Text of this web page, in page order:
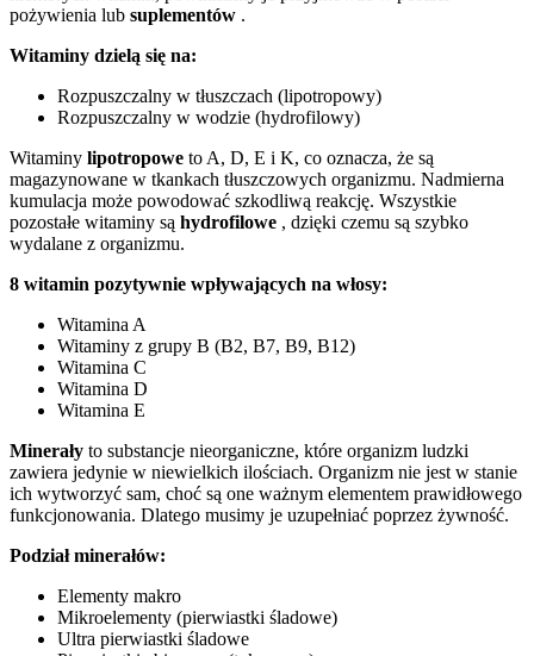
pożywienia lub suplementów .
Witaminy dzielą się na:
Rozpuszczalny w tłuszczach (lipotropowy)
Rozpuszczalny w wodzie (hydrofilowy)
Witaminy lipotropowe to A, D, E i K, co oznacza, że są
magazynowane w tkankach tłuszczowych organizmu. Nadmierna
kumulacja może powodować szkodliwą reakcję. Wszystkie
pozostałe witaminy są hydrofilowe , dzięki czemu są szybko
wydalane z organizmu.
8 witamin pozytywnie wpływających na włosy:
Witamina A
Witaminy z grupy B (B2, B7, B9, B12)
Witamina C
Witamina D
Witamina E
Minerały to substancje nieorganiczne, które organizm ludzki
zawiera jedynie w niewielkich ilościach. Organizm nie jest w stanie
ich wytworzyć sam, choć są one ważnym elementem prawidłowego
funkcjonowania. Dlatego musimy je uzupełniać poprzez żywność.
Podział minerałów:
Elementy makro
Mikroelementy (pierwiastki śladowe)
Ultra pierwiastki śladowe